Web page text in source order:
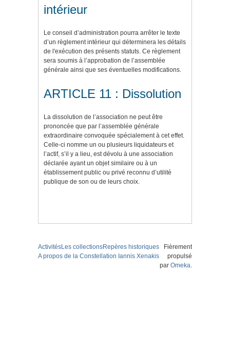
intérieur
Le conseil d’administration pourra arrêter le texte
d’un règlement intérieur qui déterminera les détails
de l'exécution des présents statuts. Ce règlement
sera soumis à l’approbation de l’assemblée
générale ainsi que ses éventuelles modifications.
ARTICLE 11 : Dissolution
La dissolution de l’association ne peut être
prononcée que par l’assemblée générale
extraordinaire convoquée spécialement à cet effet.
Celle-ci nomme un ou plusieurs liquidateurs et
l’actif, s’il y a lieu, est dévolu à une association
déclarée ayant un objet similaire ou à un
établissement public ou privé reconnu d’utilité
publique de son ou de leurs choix.
ActivitésLes collectionsRepères historiques
A propos de la Constellation Iannis Xenakis
Fièrement
propulsé
par Omeka.